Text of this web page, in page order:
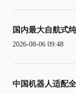
国内最大自航式
2026-08-06 09:48
中国机器人适配